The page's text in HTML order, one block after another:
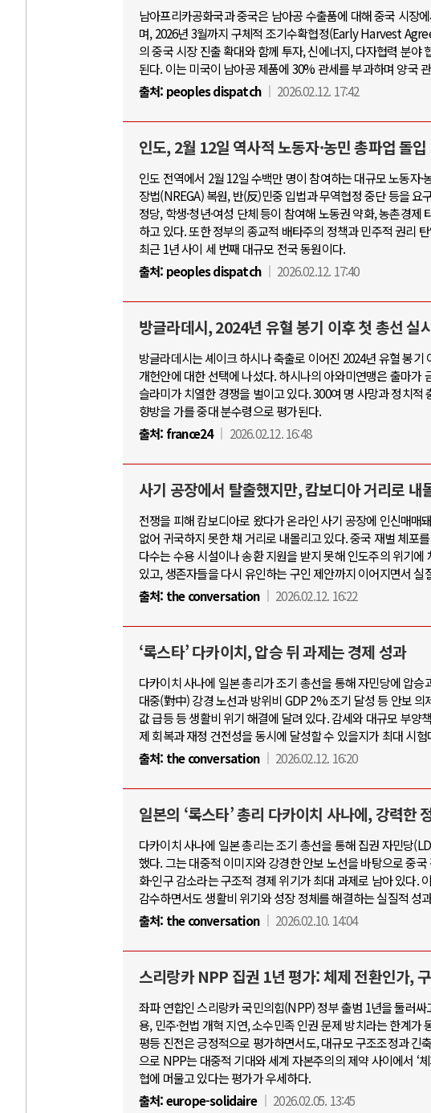
남아프리카공화국과 중국은 남아공 수출품에 대해 중국 시장
며, 2026년 3월까지 구체적 조기수확협정(Early Harvest
의 중국 시장 진출 확대와 함께 투자, 신에너지, 다자협력 분
된다. 이는 미국이 남아공 제품에 30% 관세를 부과하며 양국
출처: peoples dispatch 2026.02.12. 17:42
인도, 2월 12일 역사적 노동자·농민 총파업 돌입
인도 전역에서 2월 12일 수백만 명이 참여하는 대규모 노동자
장법(NREGA) 복원, 반(反)민중 입법과 무역협정 중단 등을
정당, 학생·청년·여성 단체 등이 참여해 노동권 약화, 농촌경
하고 있다. 또한 정부의 종교적 배타주의 정책과 민주적 권리
최근 1년 사이 세 번째 대규모 전국 동원이다.
출처: peoples dispatch 2026.02.12. 17:40
방글라데시, 2024년 유혈 봉기 이후 첫 총선 실
방글라데시는 셰이크 하시나 축출로 이어진 2024년 유혈 봉
개헌안에 대한 선택에 나섰다. 하시나의 아와미연맹은 출마
슬라미가 치열한 경쟁을 벌이고 있다. 300여 명 사망과 정치
향방을 가를 중대 분수령으로 평가된다.
출처:france24 2026.02.12. 16:48
사기 공장에서 탈출했지만, 캄보디아 거리로 내
전쟁을 피해 캄보디아로 왔다가 온라인 사기 공장에 인신매매
없어 귀국하지 못한 채 거리로 내몰리고 있다. 중국 재벌 체포
다수는 수용 시설이나 송환 지원을 받지 못해 인도주의 위기
있고, 생존자들을 다시 유인하는 구인 제안까지 이어지면서
출처: the conversation 2026.02.12. 16:22
‘록스타’ 다카이치, 압승 뒤 과제는 경제 성과
다카이치 사나에 일본 총리가 조기 총선을 통해 자민당에 압
대중(對中) 강경 노선과 방위비 GDP 2% 조기 달성 등 안보
값 급등 등 생활비 위기 해결에 달려 있다. 감세와 대규모 부
제 회복과 재정 건전성을 동시에 달성할 수 있을지가 최대 시
출처: the conversation 2026.02.12. 16:20
일본의 ‘록스타’ 총리 다카이치 사나에, 강력한
다카이치 사나에 일본 총리는 조기 총선을 통해 집권 자민당
했다. 그는 대중적 이미지와 강경한 안보 노선을 바탕으로 중
화·인구 감소라는 구조적 경제 위기가 최대 과제로 남아 있다.
감수하면서도 생활비 위기와 성장 정체를 해결하는 실질적 성
출처: the conversation 2026.02.10. 14:04
스리랑카 NPP 집권 1년 평가: 체제 전환인가,
좌파 연합인 스리랑카 국민의힘(NPP) 정부 출범 1년을 둘러
용, 민주·헌법 개혁 지연, 소수민족 인권 문제 방치라는 한계
평등 진전은 긍정적으로 평가하면서도, 대규모 구조조정과
으로 NPP는 대중적 기대와 세계 자본주의의 제약 사이에서 ‘
협에 머물고 있다는 평가가 우세하다.
출처:europe-solidaire 2026.02.05. 13:45